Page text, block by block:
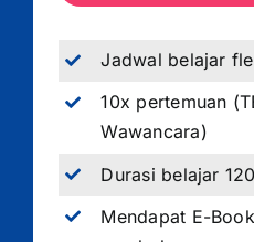
Jadwal belajar
10x pertemuan
Wawancara)
Durasi belajar
Mendapat E-